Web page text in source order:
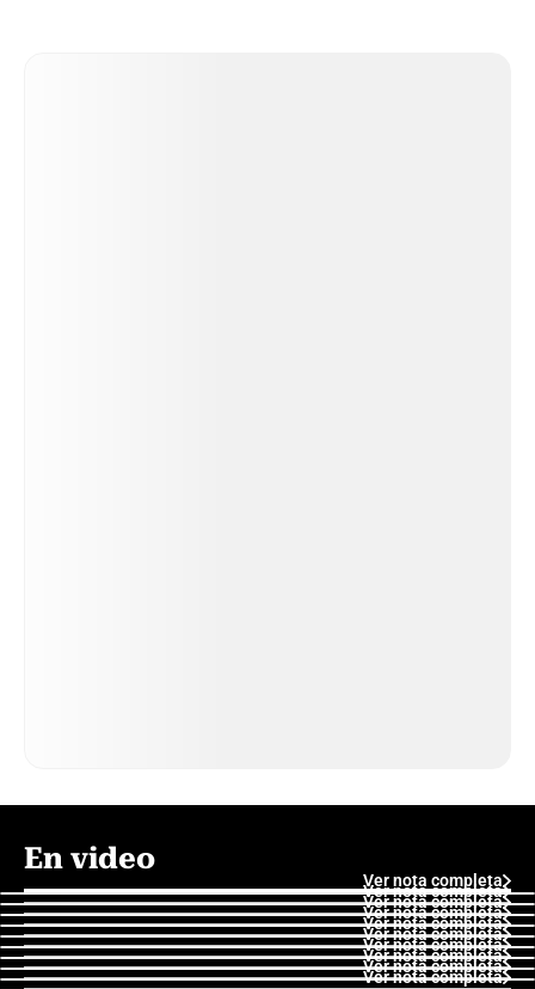
En video
Ver nota completa
Ver nota completa
Ver nota completa
Ver nota completa
Ver nota completa
Ver nota completa
Ver nota completa
Ver nota completa
Ver nota completa
Ver nota completa